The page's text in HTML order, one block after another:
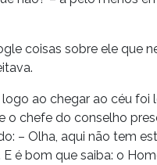
coisas sobre ele que
ao chegar ao céu foi
o chefe do conselho
– Olha, aqui não tem
E é bom que saiba: o